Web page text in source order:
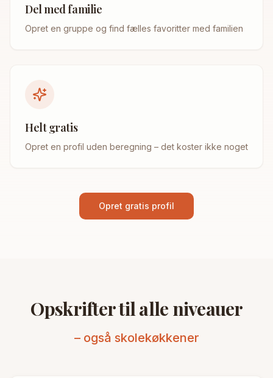
Del med familie
Opret en gruppe og find fælles favoritter med familien
Helt gratis
Opret en profil uden beregning – det koster ikke noget
Opret gratis profil
Opskrifter til alle niveauer
– også skolekøkkener